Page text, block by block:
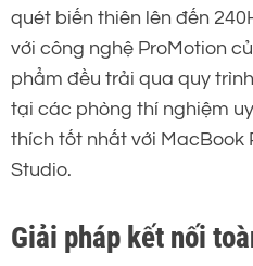
quét biến thiên lên đến
với công nghệ ProMotion
phẩm đều trải qua quy
tại các phòng thí nghiệm
thích tốt nhất với MacBook
Studio.
Giải pháp kết nối